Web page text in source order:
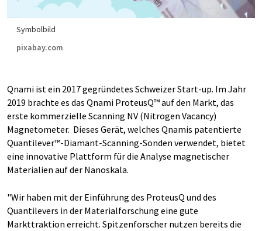
Symbolbild
pixabay.com
Qnami ist ein 2017 gegründetes Schweizer Start-up. Im Jahr
2019 brachte es das Qnami ProteusQ™ auf den Markt, das
erste kommerzielle Scanning NV (Nitrogen Vacancy)
Magnetometer. Dieses Gerät, welches Qnamis patentierte
Quantilever™-Diamant-Scanning-Sonden verwendet, bietet
eine innovative Plattform für die Analyse magnetischer
Materialien auf der Nanoskala.
"Wir haben mit der Einführung des ProteusQ und des
Quantilevers in der Materialforschung eine gute
Markttraktion erreicht. Spitzenforscher nutzen bereits die